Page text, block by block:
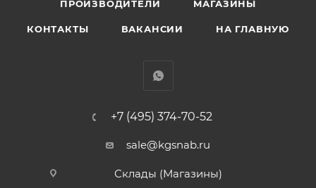
ПРОИЗВОДИТЕЛИ МАГАЗИНЫ
КОНТАКТЫ ВАКАНСИИ НА ГЛАВНУЮ
+7 (495) 374-70-52
sale@kgsnab.ru
Склады (Магазины)